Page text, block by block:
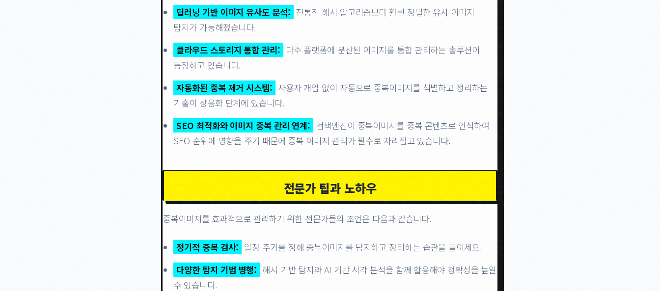
딥러닝 기반 이미지 유사도 분석: 전통적 해시 알고리즘보다 훨씬 정밀한 유사 이미지
탐지가 가능해졌습니다.
클라우드 스토리지 통합 관리: 다수 플랫폼에 분산된 이미지를 통합 관리하는 솔루션이
등장하고 있습니다.
자동화된 중복 제거 시스템: 사용자 개입 없이 자동으로 중복이미지를 식별하고 정리하는
기술이 상용화 단계에 있습니다.
SEO 최적화와 이미지 중복 관리 연계: 검색엔진이 중복이미지를 중복 콘텐츠로 인식하여
SEO 순위에 영향을 주기 때문에 중복 이미지 관리가 필수로 자리잡고 있습니다.
전문가 팁과 노하우
중복이미지를 효과적으로 관리하기 위한 전문가들의 조언은 다음과 같습니다.
정기적 중복 검사: 일정 주기를 정해 중복이미지를 탐지하고 정리하는 습관을 들이세요.
다양한 탐지 기법 병행: 해시 기반 탐지와 AI 기반 시각 분석을 함께 활용해야 정확성을 높일
수 있습니다.